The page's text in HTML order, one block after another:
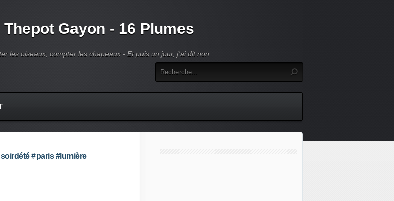
Gayon - 16 Plumes
les oiseaux, compter les chapeaux - Et puis un jour, j'ai dit non
#paris #lumière